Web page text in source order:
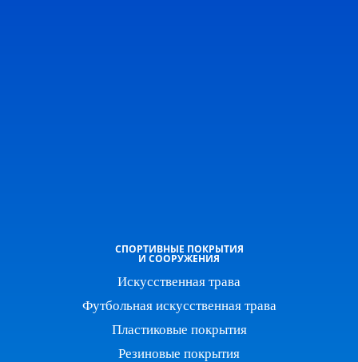
СПОРТИВНЫЕ ПОКРЫТИЯ
И СООРУЖЕНИЯ
Искусственная трава
Футбольная искусственная трава
Пластиковые покрытия
Резиновые покрытия